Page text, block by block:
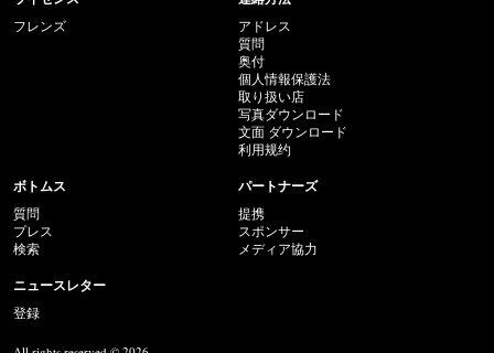
フレンズ
アドレス
質問
奥付
個人情報保護法
取り扱い店
写真ダウンロード
文面 ダウンロード
利用规约
ボトムス
質問
プレス
検索
パートナーズ
提携
スポンサー
メディア協力
ニュースレター
登録